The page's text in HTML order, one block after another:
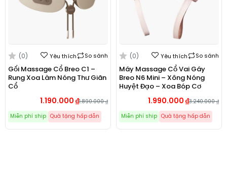
(0) Yêu thích So sánh
Gối Massage Cổ Breo C1 –
Rung Xoa Làm Nóng Thư Giãn
Cổ
1.890.000₫
1.190.000 ₫
Miễn phí ship Quà tặng hấp dẫn
(0) Yêu thích So sánh
Máy Massage Cổ Vai Gáy
Breo N6 Mini – Xông Nóng
Huyệt Đạo – Xoa Bóp Cơ
3.240.000₫
1.990.000 ₫
Miễn phí ship Quà tặng hấp dẫn